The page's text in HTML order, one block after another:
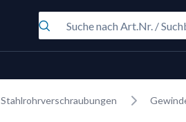
Stahlrohrverschraubungen